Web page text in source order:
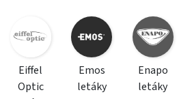
Eiffel
Optic
Emos
letáky
Enapo
letáky